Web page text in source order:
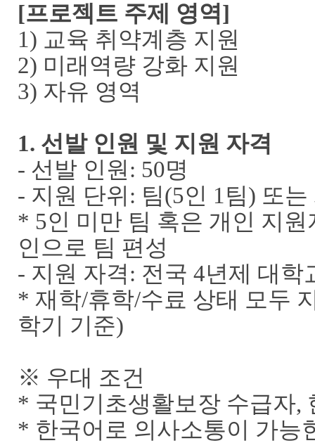
[프로젝트 주제 영역]
1) 교육 취약계층 지원
2) 미래역량 강화 지원
3) 자유 영역
1. 선발 인원 및 지원 자격
- 선발 인원 : 50명
- 지원 단위 : 팀(5인 1 팀) 또는
* 5인 미만 팀 혹은 개인 지
인으로 팀 편성
- 지원 자격: 전국 4년제 대학
* 재학/휴학/수료 상태 모두
학기 기준)
※ 우대 조건
* 국민기초생활보장 수급자,
* 한국어로 의사소통이 가능